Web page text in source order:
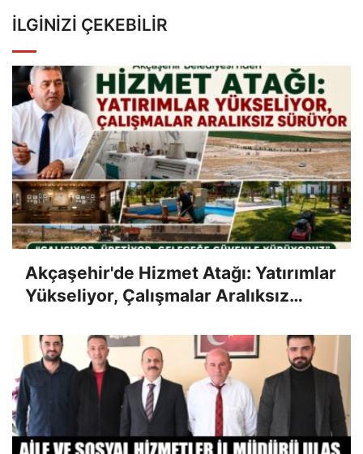
İLGINIZI ÇEKEBILIR
Akçaşehir'de Hizmet Atağı: Yatırımlar
Yükseliyor, Çalışmalar Aralıksız